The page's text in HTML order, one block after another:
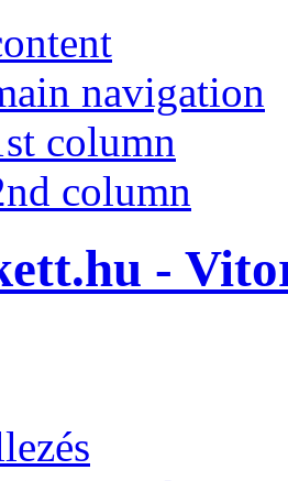
navigation
column
column
-